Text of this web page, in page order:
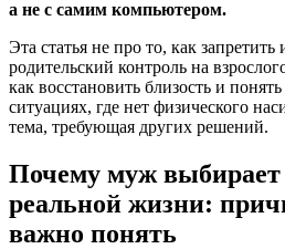
а не с самим компьютером.
Эта статья не про то, как
родительский контроль на
как восстановить близость и
ситуациях, где нет физического
тема, требующая других решений.
Почему муж выбирает
реальной жизни:
важно понять